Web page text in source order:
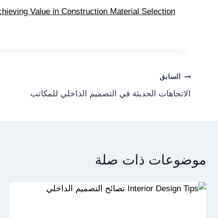
Value in Construction Material Selection
Post
navigation
السابق
الاتجاهات الحديثة في التصميم الداخلي للمكاتب
موضوعات ذات صلة